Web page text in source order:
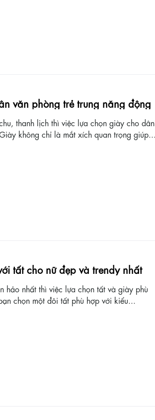
văn phòng trẻ trung năng động
thanh lịch thì việc lựa chọn giày cho dân
không chỉ là mắt xích quan trọng giúp...
tất cho nữ đẹp và trendy nhất
hảo nhất thì việc lựa chọn tất và giày phù
chọn một đôi tất phù hợp với kiểu...